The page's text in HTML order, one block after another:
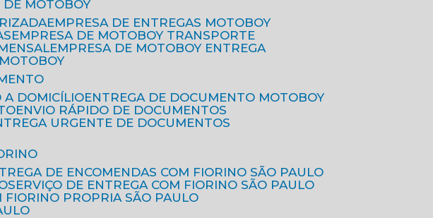
DE MOTOBOY
EMPRESA DE ENTREGAS MOTOBOY
EMPRESA DE MOTOBOY TRANSPORTE
EMPRESA DE MOTOBOY ENTREGA
A DOMICÍLIO
ENTREGA DE DOCUMENTO MOTOBOY
ENVIO RÁPIDO DE DOCUMENTOS
URGENTE DE DOCUMENTOS
DE ENCOMENDAS COM FIORINO SÃO PAULO
SERVIÇO DE ENTREGA COM FIORINO SÃO PAULO
FIORINO PROPRIA SÃO PAULO